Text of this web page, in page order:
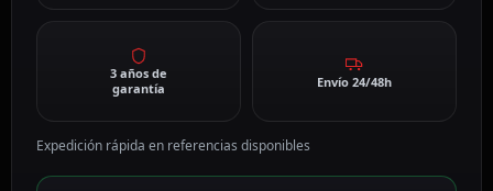
3 años de
garantía
Envío 24/48h
Expedición rápida en referencias disponibles